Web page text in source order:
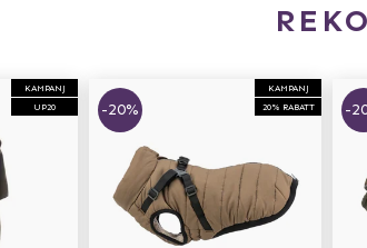
KAMPANJ
UP20
KAMPANJ
20% RABATT
-20% -